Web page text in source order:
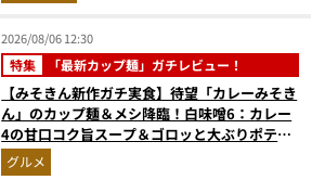
2026/08/06 12:30
特集 「最新カップ麺」ガチレビュー！
【みそきん新作ガチ実食】待望「カレーみそき
ん」のカップ麺＆メシ降臨！白味噌6：カレー
4の甘口コク旨スープ＆ゴロッと大ぶりポテト
に歓喜
グルメ